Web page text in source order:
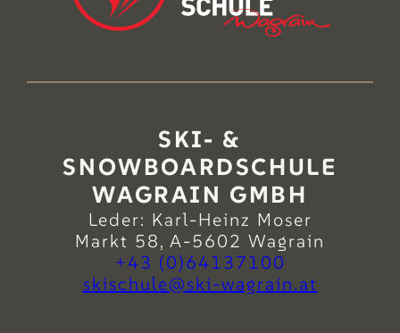
SKI- &
SNOWBOARDSCHULE
WAGRAIN GMBH
Leder: Karl-Heinz Moser
Markt 58, A-5602 Wagrain
+43 (0)64137100
ta.niargaw-iks@eluhcsiks